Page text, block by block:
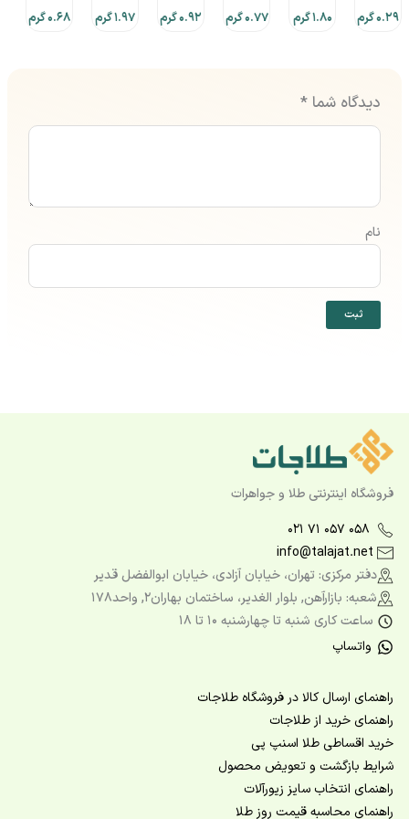
0.29 گرم 1.80 گرم 0.77 گرم 0.92 گرم 1.97 گرم 0.68 گرم
دیدگاه شما *
نام
فروشگاه اینترنتی طلا و جواهرات
۰۲۱ ۷۱ ۰۵۷ ۰۵۸
info@talajat.net
دفتر مرکزی: تهران، خیابان آزادی، خیابان ابوالفضل قدیر
شعبه: بازارآهن, بلوار الغدیر، ساختمان بهاران2, واحد178
ساعت کاری شنبه تا چهارشنبه ۱۰ تا ۱۸
واتساپ
راهنمای ارسال کالا در فروشگاه طلاجات
راهنمای خرید از طلاجات
خرید اقساطی طلا اسنپ پی
شرایط بازگشت و تعویض محصول
راهنمای انتخاب سایز زیورآلات
راهنمای محاسبه قیمت روز طلا